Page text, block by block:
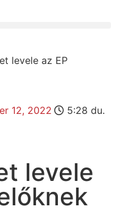
levele az EP
12, 2022 5:28 du.
levele